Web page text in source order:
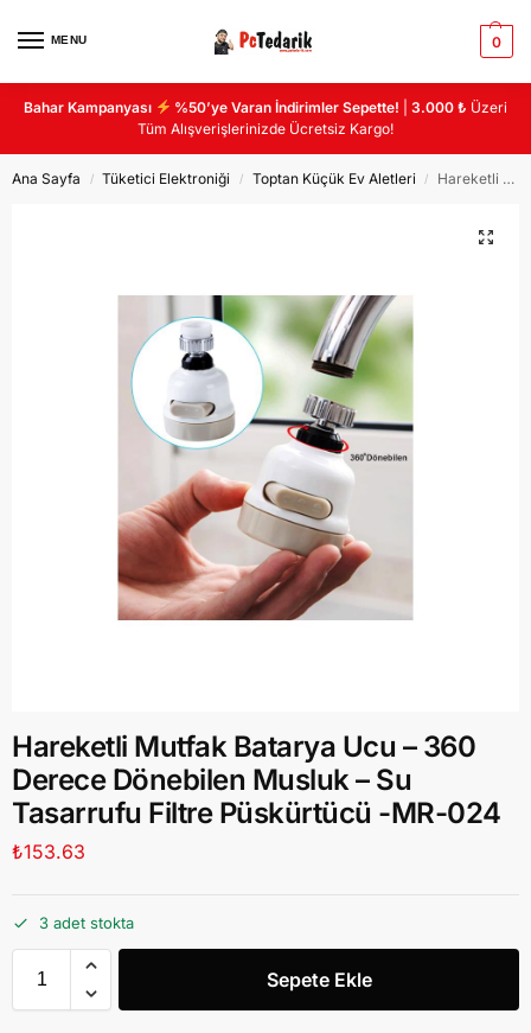
MENU 0
Bahar Kampanyası %50’ye Varan İndirimler Sepette! |3.000 ₺ Üzeri
Tüm Alışverişlerinizde Ücretsiz Kargo!
Ana Sayfa / Tüketici Elektroniği / Toptan Küçük Ev Aletleri / Hareketli Mutfak Batarya Ucu – 360 Derece Dönebilen Musluk – Su Tasarrufu Filtre Püskürtücü -MR-024
Hareketli Mutfak Batarya Ucu – 360
Derece Dönebilen Musluk – Su
Tasarrufu Filtre Püskürtücü -MR-024
₺153.63
3 adet stokta
Sepete Ekle